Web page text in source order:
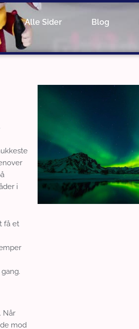
Alle Sider Blog
i
få et
Når
mod